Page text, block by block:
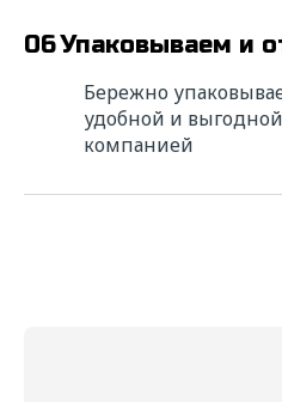
06Упаковываем и
Бережно
удобной и
компанией